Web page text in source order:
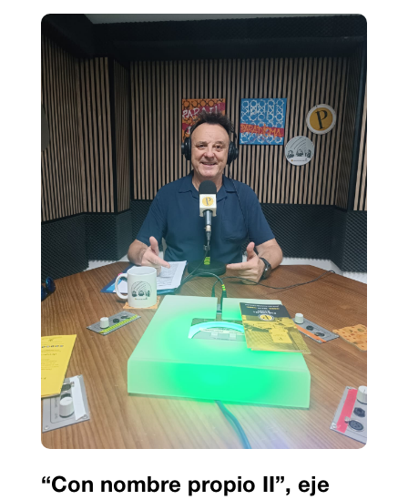
“Con nombre propio II”, eje